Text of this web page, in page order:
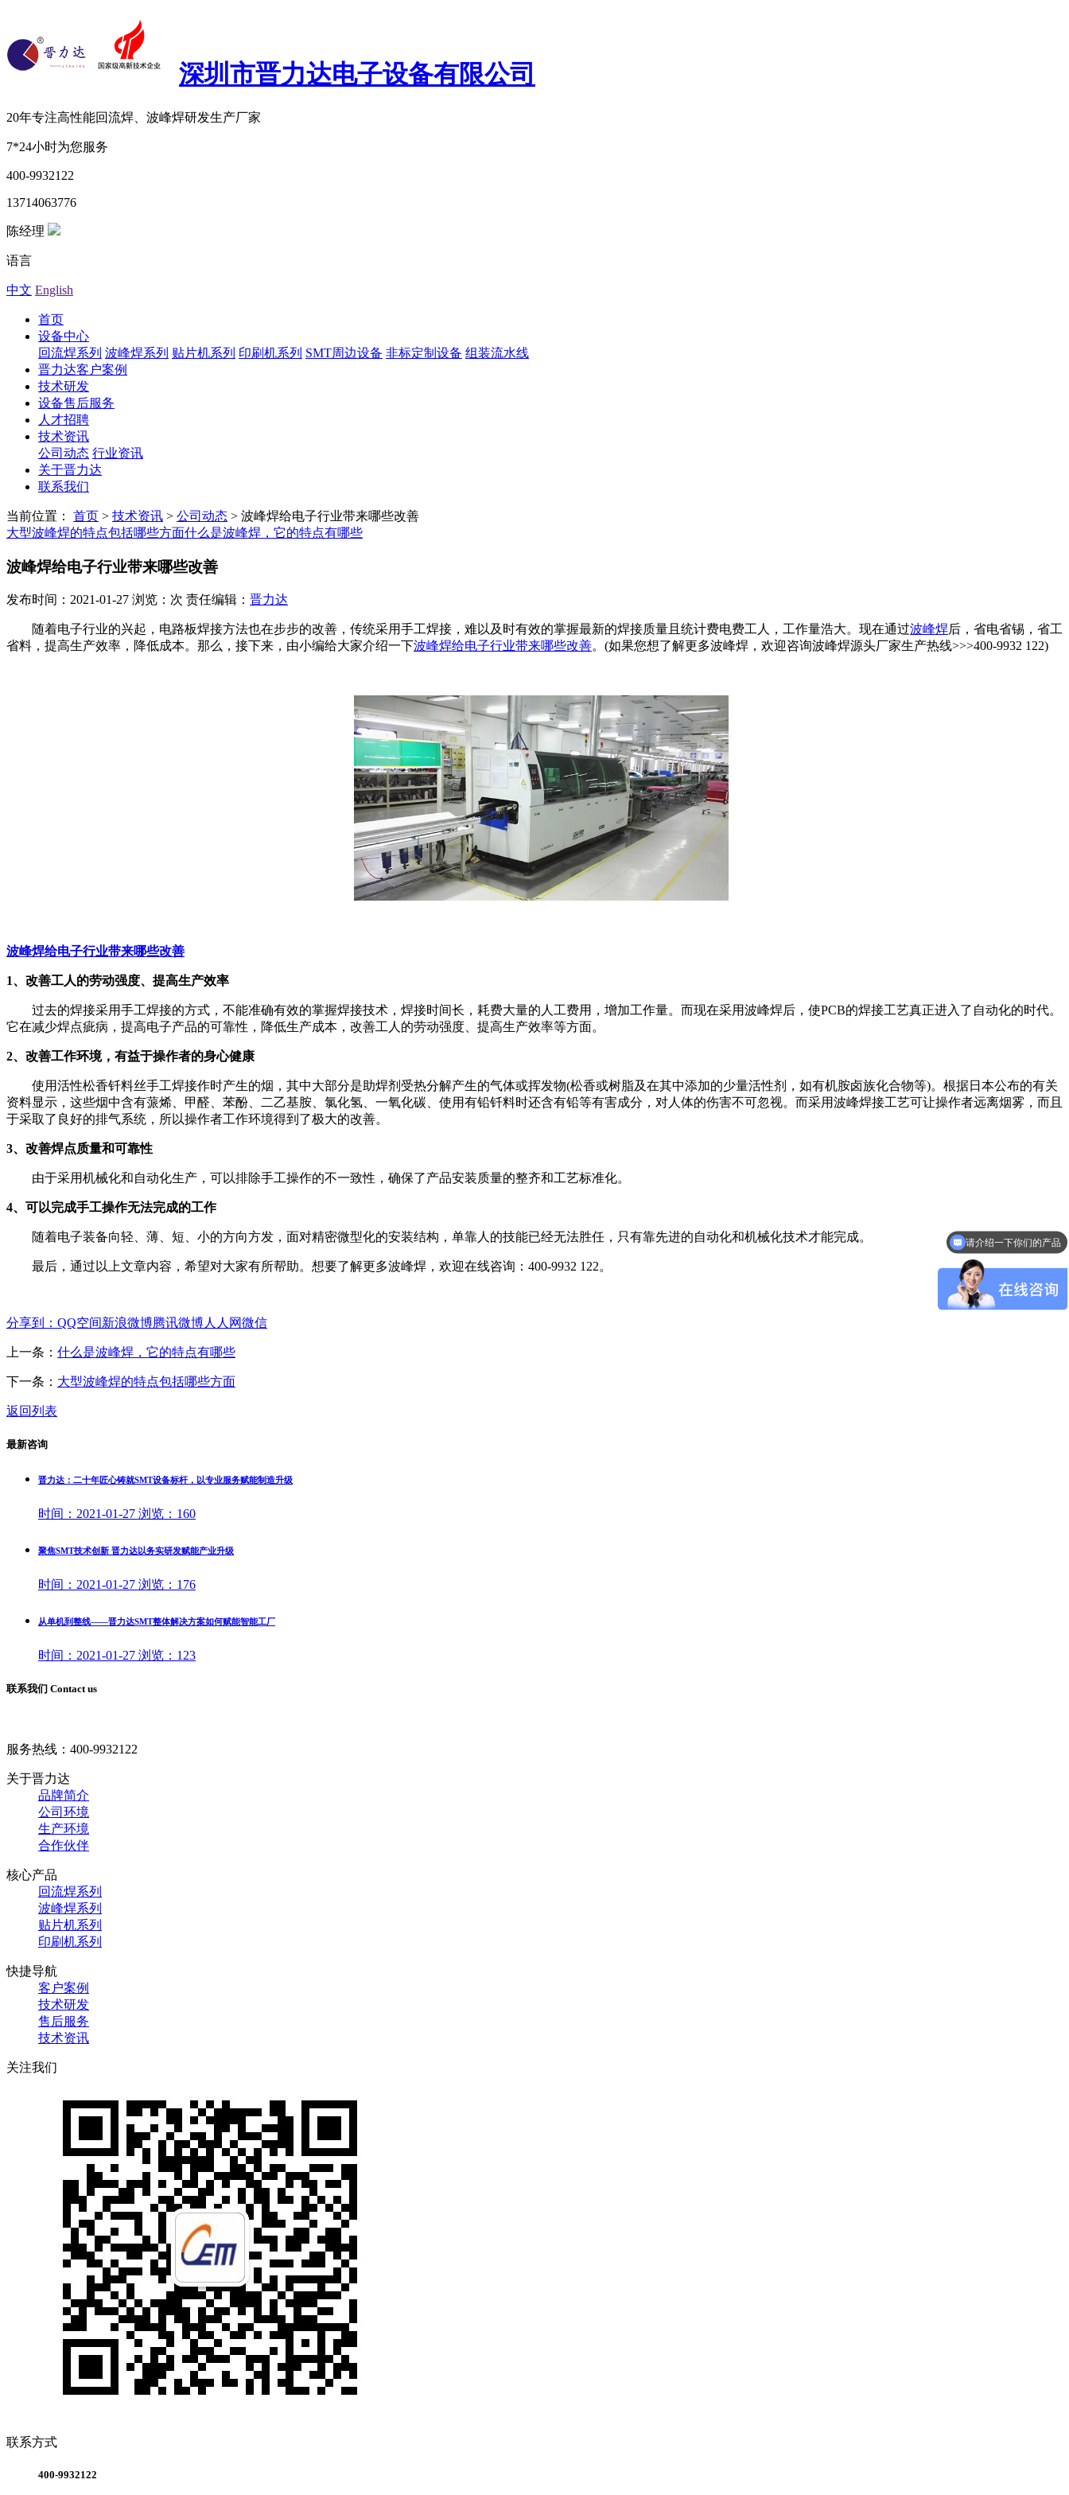
深圳市晋力达电子设备有限公司
20年专注高性能回流焊、波峰焊研发生产厂家
7*24小时为您服务
400-9932122
13714063776
陈经理
语言
中文 English
首页
设备中心
回流焊系列 波峰焊系列 贴片机系列 印刷机系列 SMT周边设备 非标定制设备 组装流水线
晋力达客户案例
技术研发
设备售后服务
人才招聘
技术资讯
公司动态 行业资讯
关于晋力达
联系我们
当前位置： 首页 > 技术资讯 > 公司动态 > 波峰焊给电子行业带来哪些改善
大型波峰焊的特点包括哪些方面​什么是波峰焊，它的特点有哪些
波峰焊给电子行业带来哪些改善
发布时间：2021-01-27 浏览：次 责任编辑： 晋力达
随着电子行业的兴起，电路板焊接方法也在步步的改善，传统采用手工焊接，难以及时有效的掌握最新的焊接质量且统计费电费工人，工作量浩大。现在通过波峰焊后，省电省锡，省工
省料，提高生产效率，降低成本。那么，接下来，由小编给大家介绍一下波峰焊给电子行业带来哪些改善。(如果您想了解更多波峰焊，欢迎咨询波峰焊源头厂家生产热线>>>400-9932 122)
波峰焊给电子行业带来哪些改善
1、改善工人的劳动强度、提高生产效率
过去的焊接采用手工焊接的方式，不能准确有效的掌握焊接技术，焊接时间长，耗费大量的人工费用，增加工作量。而现在采用波峰焊后，使PCB的焊接工艺真正进入了自动化的时代。
它在减少焊点疵病，提高电子产品的可靠性，降低生产成本，改善工人的劳动强度、提高生产效率等方面。
2、改善工作环境，有益于操作者的身心健康
使用活性松香钎料丝手工焊接作时产生的烟，其中大部分是助焊剂受热分解产生的气体或挥发物(松香或树脂及在其中添加的少量活性剂，如有机胺卤族化合物等)。根据日本公布的有关
资料显示，这些烟中含有蒎烯、甲醛、苯酚、二乙基胺、氯化氢、一氧化碳、使用有铅钎料时还含有铅等有害成分，对人体的伤害不可忽视。而采用波峰焊接工艺可让操作者远离烟雾，而且
于采取了良好的排气系统，所以操作者工作环境得到了极大的改善。
3、改善焊点质量和可靠性
由于采用机械化和自动化生产，可以排除手工操作的不一致性，确保了产品安装质量的整齐和工艺标准化。
4、可以完成手工操作无法完成的工作
随着电子装备向轻、薄、短、小的方向方发，面对精密微型化的安装结构，单靠人的技能已经无法胜任，只有靠先进的自动化和机械化技术才能完成。
最后，通过以上文章内容，希望对大家有所帮助。想要了解更多波峰焊，欢迎在线咨询：400-9932 122。
分享到： QQ空间新浪微博腾讯微博人人网微信
上一条： 什么是波峰焊，它的特点有哪些
下一条： 大型波峰焊的特点包括哪些方面​
返回列表
最新咨询
晋力达：二十年匠心铸就SMT设备标杆，以专业服务赋能制造升级
时间： 2021-01-27 浏览： 160
聚焦SMT技术创新 晋力达以务实研发赋能产业升级
时间： 2021-01-27 浏览： 176
从单机到整线——晋力达SMT整体解决方案如何赋能智能工厂
时间： 2021-01-27 浏览： 123
联系我们 Contact us
服务热线： 400-9932122
关于晋力达
品牌简介
公司环境
生产环境
合作伙伴
核心产品
回流焊系列
波峰焊系列
贴片机系列
印刷机系列
快捷导航
客户案例
技术研发
售后服务
技术资讯
关注我们
联系方式
400-9932122
请介绍一下你们的产品
SMT回流焊优势